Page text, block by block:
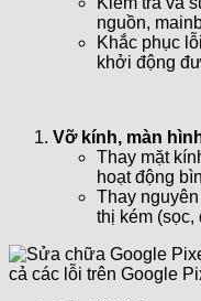
nguồn,
Khắc phục
khởi động
Vỡ kính, màn
Thay mặt
hoạt động
Thay
thị kém (sọc,